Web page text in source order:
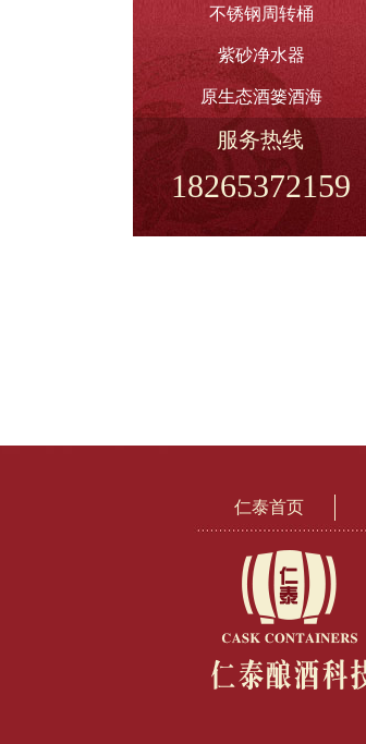
不锈钢周转桶
紫砂净水器
原生态酒篓酒海
服务热线
18265372159
仁泰首页